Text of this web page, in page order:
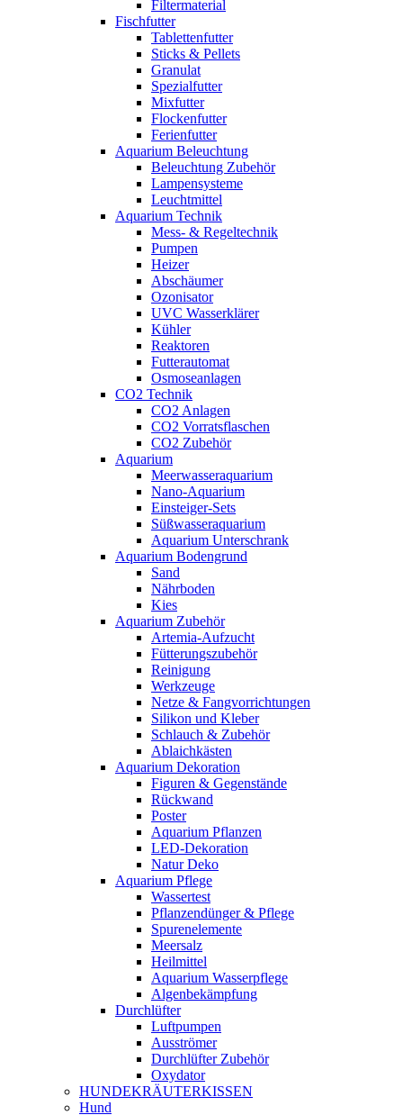
Filtermaterial
Fischfutter
Tablettenfutter
Sticks & Pellets
Granulat
Spezialfutter
Mixfutter
Flockenfutter
Ferienfutter
Aquarium Beleuchtung
Beleuchtung Zubehör
Lampensysteme
Leuchtmittel
Aquarium Technik
Mess- & Regeltechnik
Pumpen
Heizer
Abschäumer
Ozonisator
UVC Wasserklärer
Kühler
Reaktoren
Futterautomat
Osmoseanlagen
CO2 Technik
CO2 Anlagen
CO2 Vorratsflaschen
CO2 Zubehör
Aquarium
Meerwasseraquarium
Nano-Aquarium
Einsteiger-Sets
Süßwasseraquarium
Aquarium Unterschrank
Aquarium Bodengrund
Sand
Nährboden
Kies
Aquarium Zubehör
Artemia-Aufzucht
Fütterungszubehör
Reinigung
Werkzeuge
Netze & Fangvorrichtungen
Silikon und Kleber
Schlauch & Zubehör
Ablaichkästen
Aquarium Dekoration
Figuren & Gegenstände
Rückwand
Poster
Aquarium Pflanzen
LED-Dekoration
Natur Deko
Aquarium Pflege
Wassertest
Pflanzendünger & Pflege
Spurenelemente
Meersalz
Heilmittel
Aquarium Wasserpflege
Algenbekämpfung
Durchlüfter
Luftpumpen
Ausströmer
Durchlüfter Zubehör
Oxydator
HUNDEKRÄUTERKISSEN
Hund